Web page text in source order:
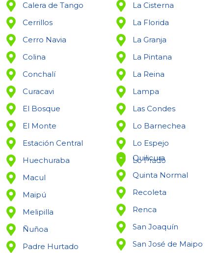
Calera de Tango
Cerrillos
Cerro Navia
Colina
Conchalí
Curacavi
El Bosque
El Monte
Estación Central
Huechuraba
La Cisterna
La Florida
La Granja
La Pintana
La Reina
Lampa
Las Condes
Lo Barnechea
Lo Espejo
Lo Prado
Macul
Maipú
Melipilla
Ñuñoa
Padre Hurtado
Quilicura
Quinta Normal
Recoleta
Renca
San Joaquín
San José de Maipo